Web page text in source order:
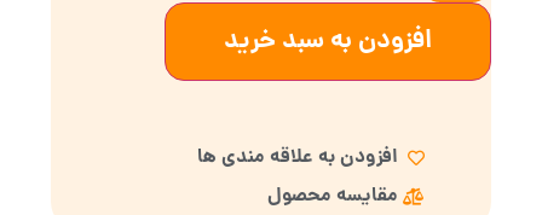
افزودن به سبد خرید
افزودن به علاقه مندی ها
مقایسه محصول